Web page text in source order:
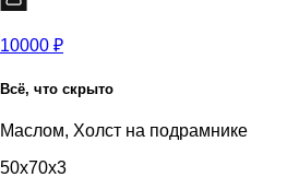
10000 ₽
Всё, что скрыто
Маслом, Холст на подрамнике
50x70x3